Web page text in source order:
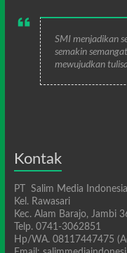
SMI menjadikan
semakin
mewujudkan
Kontak
PT Salim Media
Kel. Rawasari
Kec. Alam Barajo, Jambi
Telp. 0741-3062851
Hp/WA. 08117447475